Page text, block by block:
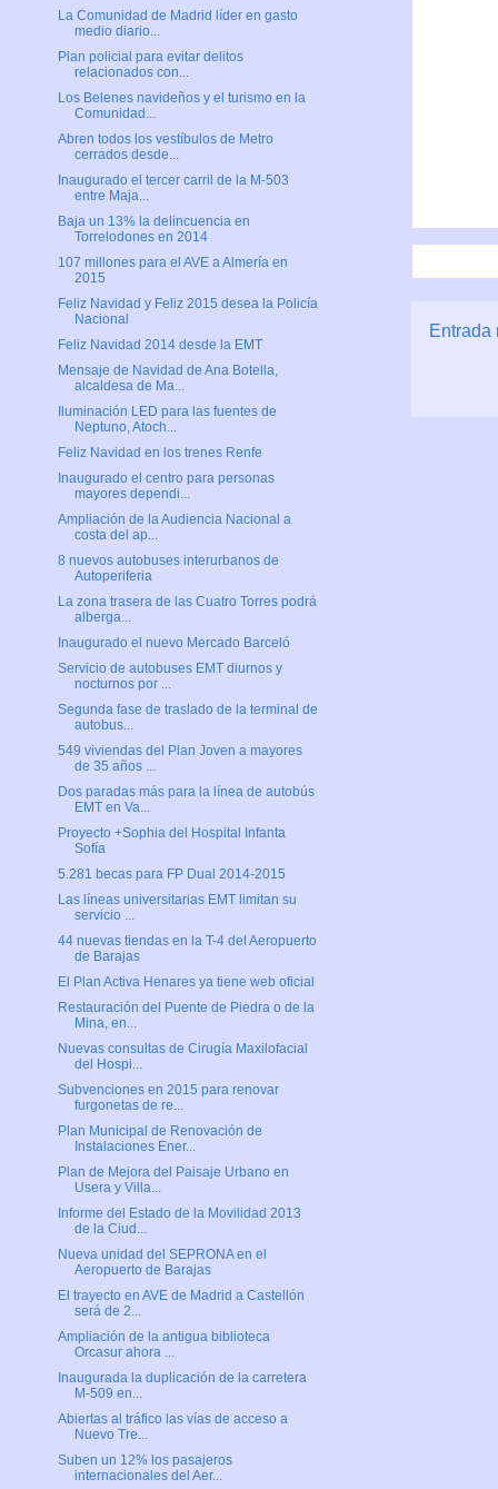
Entrada
La Comunidad de Madrid líder en gasto
medio diario...
Plan policial para evitar delitos
relacionados con...
Los Belenes navideños y el turismo en la
Comunidad...
Abren todos los vestíbulos de Metro
cerrados desde...
Inaugurado el tercer carril de la M-503
entre Maja...
Baja un 13% la delincuencia en
Torrelodones en 2014
107 millones para el AVE a Almería en
2015
Feliz Navidad y Feliz 2015 desea la Policía
Nacional
Feliz Navidad 2014 desde la EMT
Mensaje de Navidad de Ana Botella,
alcaldesa de Ma...
Iluminación LED para las fuentes de
Neptuno, Atoch...
Feliz Navidad en los trenes Renfe
Inaugurado el centro para personas
mayores dependi...
Ampliación de la Audiencia Nacional a
costa del ap...
8 nuevos autobuses interurbanos de
Autoperiferia
La zona trasera de las Cuatro Torres podrá
alberga...
Inaugurado el nuevo Mercado Barceló
Servicio de autobuses EMT diurnos y
nocturnos por ...
Segunda fase de traslado de la terminal de
autobus...
549 viviendas del Plan Joven a mayores
de 35 años ...
Dos paradas más para la línea de autobús
EMT en Va...
Proyecto +Sophia del Hospital Infanta
Sofía
5.281 becas para FP Dual 2014-2015
Las líneas universitarias EMT limitan su
servicio ...
44 nuevas tiendas en la T-4 del Aeropuerto
de Barajas
El Plan Activa Henares ya tiene web oficial
Restauración del Puente de Piedra o de la
Mina, en...
Nuevas consultas de Cirugía Maxilofacial
del Hospi...
Subvenciones en 2015 para renovar
furgonetas de re...
Plan Municipal de Renovación de
Instalaciones Ener...
Plan de Mejora del Paisaje Urbano en
Usera y Villa...
Informe del Estado de la Movilidad 2013
de la Ciud...
Nueva unidad del SEPRONA en el
Aeropuerto de Barajas
El trayecto en AVE de Madrid a Castellón
será de 2...
Ampliación de la antigua biblioteca
Orcasur ahora ...
Inaugurada la duplicación de la carretera
M-509 en...
Abiertas al tráfico las vías de acceso a
Nuevo Tre...
Suben un 12% los pasajeros
internacionales del Aer...